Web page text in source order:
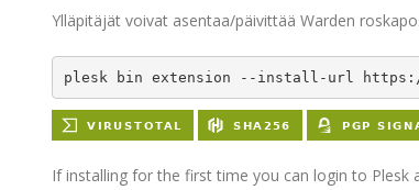
Ylläpitäjät voivat asentaa/päivittää Warden
plesk bin extension --install-url https://
If installing for the first time you can login to Plesk